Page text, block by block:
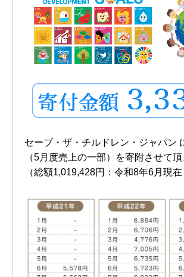
セーブ・ザ・チルドレン・ジャパン
（5月度売上の一部）を寄附させて頂
（総額1,019,428円：令和8年6月現在